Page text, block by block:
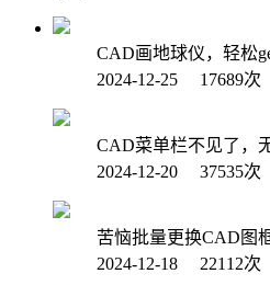
CAD画地球仪，轻松
2024-12-25 17689次
CAD菜单栏不见了，
2024-12-20 37535次
苦恼批量更换CAD图
2024-12-18 22112次